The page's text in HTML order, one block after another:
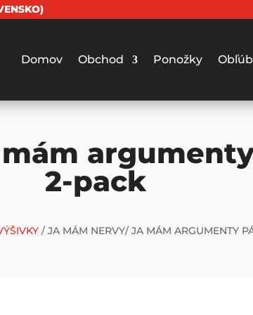
Domov Obchod Ponožky
2-pack
/ JA MÁM NERVY/ JA MÁM ARGUMENTY